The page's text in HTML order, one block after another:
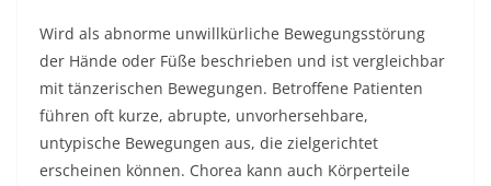
Wird als abnorme unwillkürliche Bewegungsstörung
der Hände oder Füße beschrieben und ist vergleichbar
mit tänzerischen Bewegungen. Betroffene Patienten
führen oft kurze, abrupte, unvorhersehbare,
untypische Bewegungen aus, die zielgerichtet
erscheinen können. Chorea kann auch Körperteile